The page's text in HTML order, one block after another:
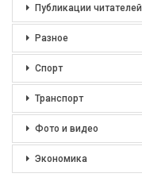
Публикации читателей
Разное
Спорт
Транспорт
Фото и видео
Экономика